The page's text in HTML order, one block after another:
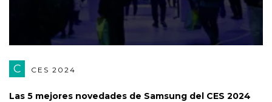
C CES 2024
Las 5 mejores novedades de Samsung del CES 2024